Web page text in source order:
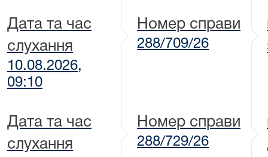
Дата та час
слухання
10.08.2026,
09:10
Номер справи
288/709/26
Дата та час
слухання
Номер справи
288/729/26